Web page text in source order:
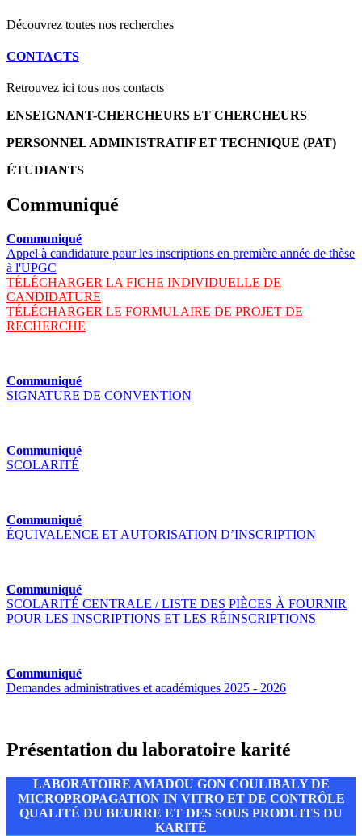
Découvrez toutes nos recherches
CONTACTS
Retrouvez ici tous nos contacts
ENSEIGNANT-CHERCHEURS ET CHERCHEURS
PERSONNEL ADMINISTRATIF ET TECHNIQUE (PAT)
ÉTUDIANTS
Communiqué
Communiqué
Appel à candidature pour les inscriptions en première année de thèse
à l'UPGC
TÉLÉCHARGER LA FICHE INDIVIDUELLE DE
CANDIDATURE
TÉLÉCHARGER LE FORMULAIRE DE PROJET DE
RECHERCHE
Communiqué
SIGNATURE DE CONVENTION
Communiqué
SCOLARITÉ
Communiqué
ÉQUIVALENCE ET AUTORISATION D’INSCRIPTION
Communiqué
SCOLARITÉ CENTRALE / LISTE DES PIÈCES À FOURNIR
POUR LES INSCRIPTIONS ET LES RÉINSCRIPTIONS
Communiqué
Demandes administratives et académiques 2025 - 2026
Présentation du laboratoire karité
LABORATOIRE AMADOU GON COULIBALY DE
MICROPROPAGATION IN VITRO ET DE CONTRÔLE
QUALITÉ DU BEURRE ET DES SOUS PRODUITS DU
KARITÉ